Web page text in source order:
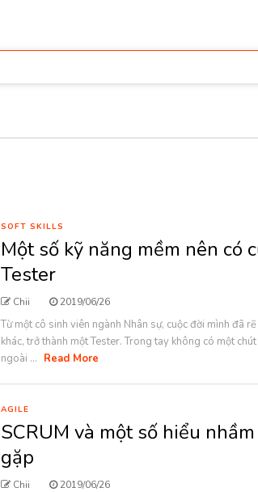
SOFT SKILLS
Một số kỹ năng mềm nên có
Tester
Chii 2019/06/26
Từ một cô sinh viên ngành Nhân sự, cuộc đời mình đã
khác, trở thành một Tester. Trong tay không có một
ngoài ... Read More
AGILE
SCRUM và một số hiểu
gặp
Chii 2019/06/26